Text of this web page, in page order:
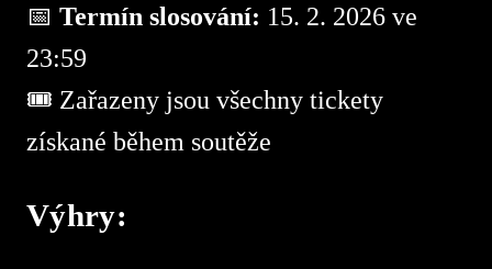
📅 Termín slosování: 15. 2. 2026 ve
23:59
🎟 Zařazeny jsou všechny tickety
získané během soutěže
Výhry: